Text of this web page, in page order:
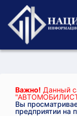
Важно! Данный
Вы
предприятии на